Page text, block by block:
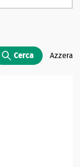
Cerca Azzera